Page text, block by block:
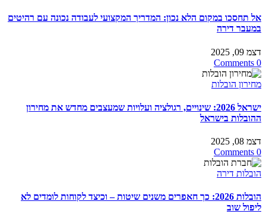
אל תחסכו במקום הלא נכון: המדריך המקצועי לעבודה נכונה עם רהיטים
במעבר דירה
דצמ 09, 2025
0 Comments
מחירון הובלות
ישראל 2026: שינויים, רגולציה ועלויות שמעצבים מחדש את מחירון
ההובלות בישראל
דצמ 08, 2025
0 Comments
הובלות דירה
הובלות 2026: כך חאפרים משנים שיטות – וכיצד לקוחות לומדים לא
ליפול שוב